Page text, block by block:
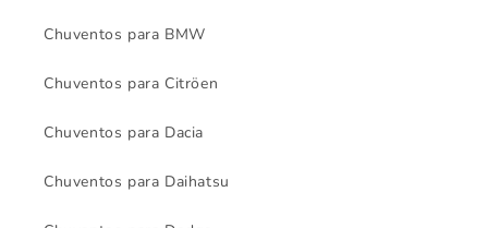
Chuventos para BMW
Chuventos para Citröen
Chuventos para Dacia
Chuventos para Daihatsu